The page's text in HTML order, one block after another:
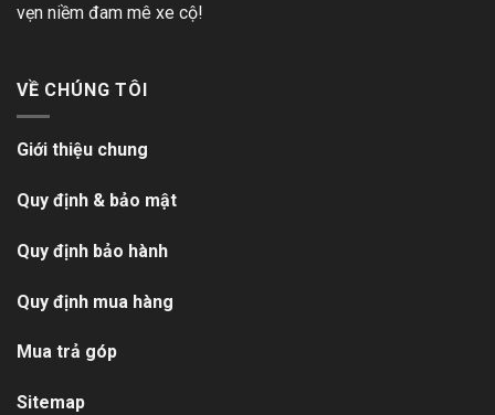
vẹn niềm đam mê xe cộ!
VỀ CHÚNG TÔI
Giới thiệu chung
Quy định & bảo mật
Quy định bảo hành
Quy định mua hàng
Mua trả góp
Sitemap